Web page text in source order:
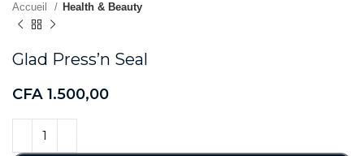
Accueil Health & Beauty
Glad Press’n Seal
CFA 1.500,00